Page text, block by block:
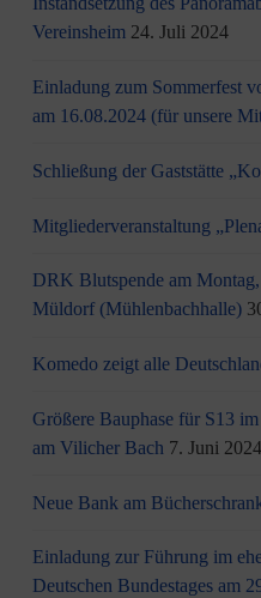
Vereinsheim 24. Juli 2024
Einladung zum Sommerfest
am 16.08.2024 (für unsere
Schließung der Gaststätte
Mitgliederveranstaltung
DRK Blutspende am
Müldorf (Mühlenbachhalle)
Komedo zeigt alle
Größere Bauphase für S13
am Vi­li­cher Bach 7. Juni 2024
Neue Bank am
Einladung zur Führung im
Deutschen Bundestages am